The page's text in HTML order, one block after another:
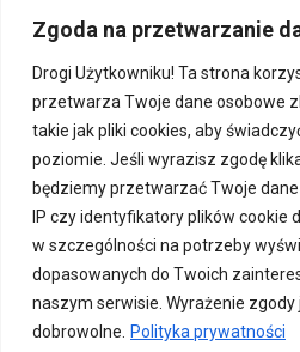
Zgoda na przetwarzanie
Drogi Użytkowniku! Ta strona
przetwarza Twoje dane osobowe
takie jak pliki cookies, aby
poziomie. Jeśli wyrazisz zgodę
będziemy przetwarzać Twoje
IP czy identyfikatory plików cookie
w szczególności na potrzeby
dopasowanych do Twoich
naszym serwisie. Wyrażenie zgody
dobrowolne.
Polityka prywatności
REKLAMA
Kontakt O nas Patronat medialny